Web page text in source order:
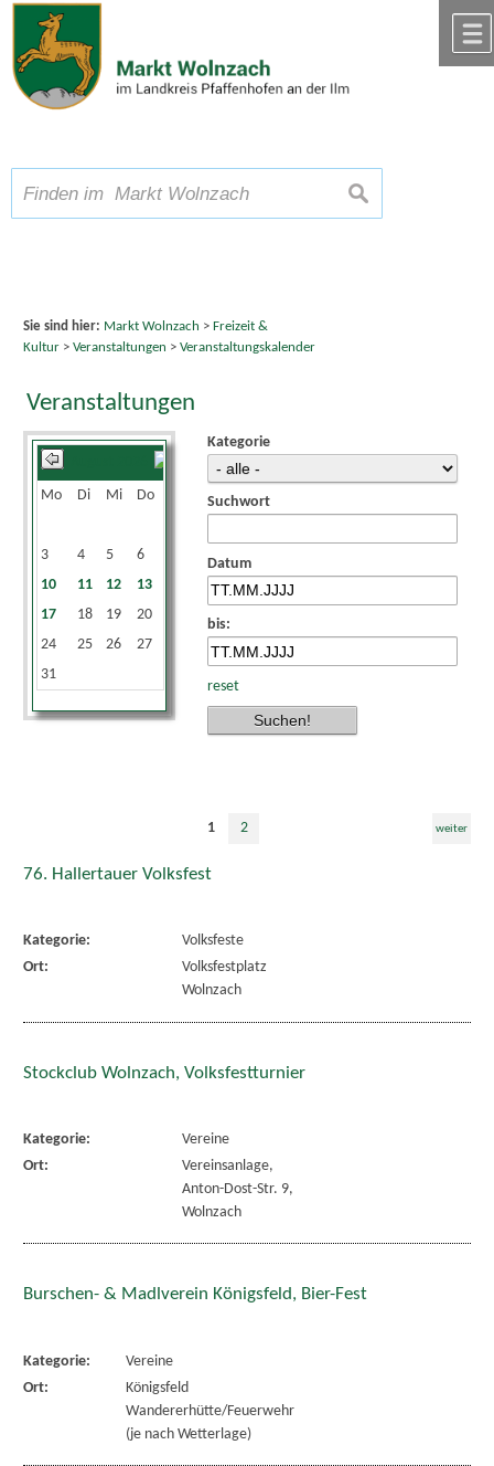
Zum Inhalt,zur Navigation
Schriftgröße A A A suchen
Sie sind hier: Markt Wolnzach > Freizeit &
Kultur> Veranstaltungen > Veranstaltungskalender
Veranstaltungen
Mo
Di Mi Do Sa
So
3
4 5 6
10
11 12 13 15
16
17
18 19 20 22
24
25 26 27 29
30
31
Kategorie
Suchwort
Datum
bis:
reset
1 2 weiter
76. Hallertauer Volksfest
Kategorie:
Volksfeste
Ort:
Volksfestplatz
Wolnzach
Stockclub Wolnzach, Volksfestturnier
Kategorie:
Vereine
Ort:
Vereinsanlage,
Anton-Dost-Str. 9,
Wolnzach
Burschen- & Madlverein Königsfeld, Bier-Fest
Kategorie:
Vereine
Ort:
Königsfeld
Wandererhütte/Feuerwehr
(je nach Wetterlage)